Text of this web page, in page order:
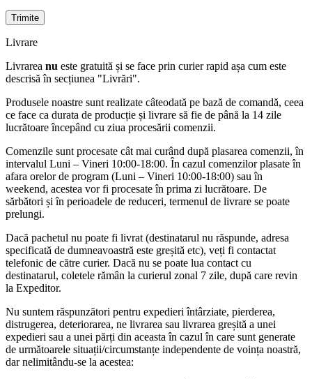
Livrare
Livrarea nu este gratuită și se face prin curier rapid așa cum este
descrisă în secțiunea "Livrări".
Produsele noastre sunt realizate câteodată pe bază de comandă, ceea
ce face ca durata de producție și livrare să fie de până la 14 zile
lucrătoare începând cu ziua procesării comenzii.
Comenzile sunt procesate cât mai curând după plasarea comenzii, în
intervalul Luni – Vineri 10:00-18:00. În cazul comenzilor plasate în
afara orelor de program (Luni – Vineri 10:00-18:00) sau în
weekend, acestea vor fi procesate în prima zi lucrătoare. De
sărbători și în perioadele de reduceri, termenul de livrare se poate
prelungi.
Dacă pachetul nu poate fi livrat (destinatarul nu răspunde, adresa
specificată de dumneavoastră este greșită etc), veți fi contactat
telefonic de către curier. Dacă nu se poate lua contact cu
destinatarul, coletele rămân la curierul zonal 7 zile, după care revin
la Expeditor.
Nu suntem răspunzători pentru expedieri întârziate, pierderea,
distrugerea, deteriorarea, ne livrarea sau livrarea greșită a unei
expedieri sau a unei părți din aceasta în cazul în care sunt generate
de următoarele situații/circumstanțe independente de voința noastră,
dar nelimitându-se la acestea: